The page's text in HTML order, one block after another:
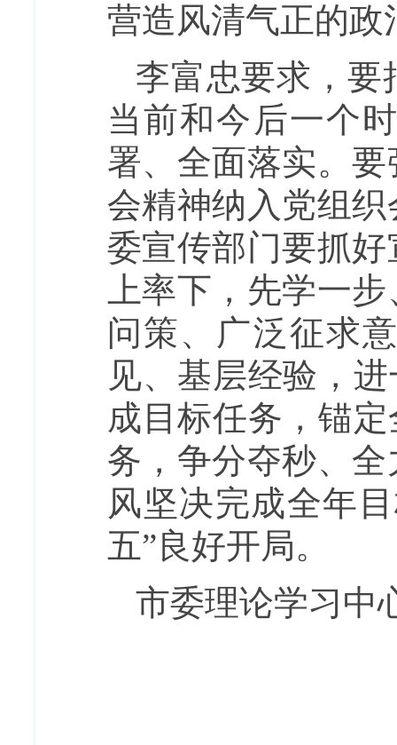
营造风清气正的政
李富忠要求，要
当前和今后一个
署、全面落实。
会精神纳入党组
委宣传部门要抓
上率下，先学一
问策、广泛征求
见、基层经验，
成目标任务，锚
务，争分夺秒、
风坚决完成全年
五”良好开局。
市委理论学习中